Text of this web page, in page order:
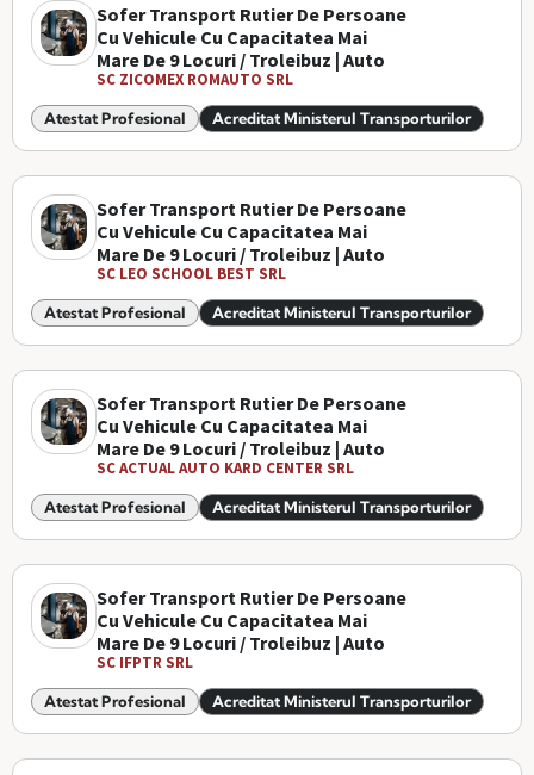
Sofer Transport Rutier De Persoane
Cu Vehicule Cu Capacitatea Mai
Mare De 9 Locuri / Troleibuz | Auto
SC ZICOMEX ROMAUTO SRL
Atestat Profesional Acreditat Ministerul Transporturilor
Sofer Transport Rutier De Persoane
Cu Vehicule Cu Capacitatea Mai
Mare De 9 Locuri / Troleibuz | Auto
SC LEO SCHOOL BEST SRL
Atestat Profesional Acreditat Ministerul Transporturilor
Sofer Transport Rutier De Persoane
Cu Vehicule Cu Capacitatea Mai
Mare De 9 Locuri / Troleibuz | Auto
SC ACTUAL AUTO KARD CENTER SRL
Atestat Profesional Acreditat Ministerul Transporturilor
Sofer Transport Rutier De Persoane
Cu Vehicule Cu Capacitatea Mai
Mare De 9 Locuri / Troleibuz | Auto
SC IFPTR SRL
Atestat Profesional Acreditat Ministerul Transporturilor